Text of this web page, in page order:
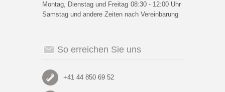
Montag, Dienstag und Freitag 08:30 - 12:00 Uhr
Samstag und andere Zeiten nach Vereinbarung
So erreichen Sie uns
+41 44 850 69 52